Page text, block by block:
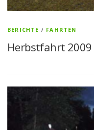
BERICHTE / FAHRTEN
Herbstfahrt 2009